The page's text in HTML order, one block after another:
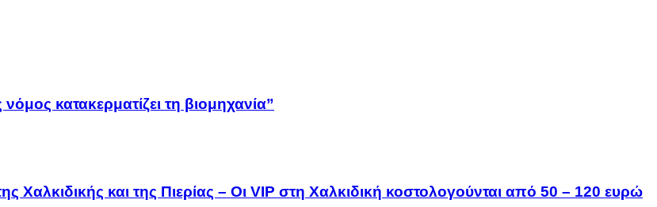
κατακερματίζει τη βιομηχανία”
Χαλκιδικής και της Πιερίας – Οι VIP στη Χαλκιδική κοστολογούνται από 50 – 120 ευρώ